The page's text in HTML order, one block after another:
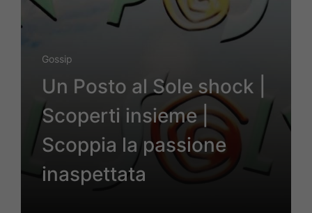
Gossip
Un Posto al Sole shock |
Scoperti insieme |
Scoppia la passione
inaspettata